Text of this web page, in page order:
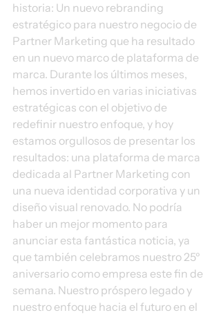
historia: Un nuevo rebranding
estratégico para nuestro negocio de
Partner Marketing que ha resultado
en un nuevo marco de plataforma de
marca. Durante los últimos meses,
hemos invertido en varias iniciativas
estratégicas con el objetivo de
redefinir nuestro enfoque, y hoy
estamos orgullosos de presentar los
resultados: una plataforma de marca
dedicada al Partner Marketing con
una nueva identidad corporativa y un
diseño visual renovado. No podría
haber un mejor momento para
anunciar esta fantástica noticia, ya
que también celebramos nuestro 25º
aniversario como empresa este fin de
semana. Nuestro próspero legado y
nuestro enfoque hacia el futuro en el